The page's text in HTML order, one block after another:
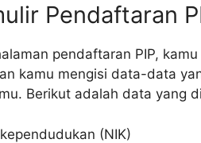
Pendaftaran
pendaftaran PIP,
kamu mengisi data-data
Berikut adalah data yang
(NIK)